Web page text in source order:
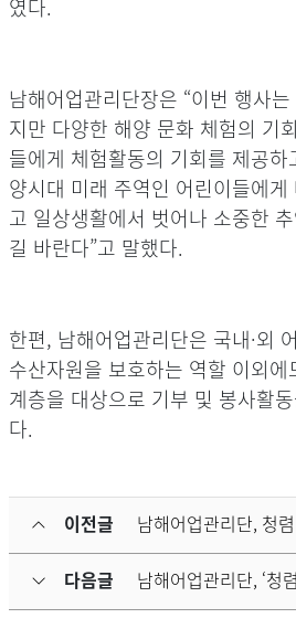
였다.
남해어업관리단장은 “이번 행사
지만 다양한 해양 문화 체험의 기
들에게 체험활동의 기회를 제공하
양시대 미래 주역인 어린이들에
고 일상생활에서 벗어나 소중한
길 바란다”고 말했다.
한편, 남해어업관리단은 국내·외
수산자원을 보호하는 역할 이외
계층을 대상으로 기부 및 봉사활
다.
이전글
다음글